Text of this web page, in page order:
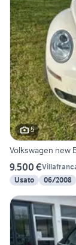
5
Volkswagen new
9.500 €
Usato
06/2008